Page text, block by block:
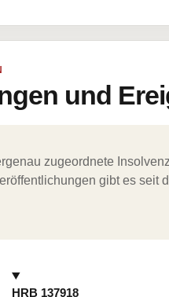
und
zugeordnete
gibt es seit
HRB 137918